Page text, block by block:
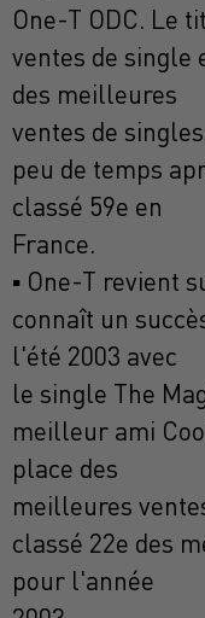
One-T ODC. Le
ventes de single
des meilleures
ventes de
peu de temps
classé 59e en
France.
▪ One-T revient
connaît un
l'été 2003 avec
le single The
meilleur ami
place des
meilleures
classé 22e des
pour l'année